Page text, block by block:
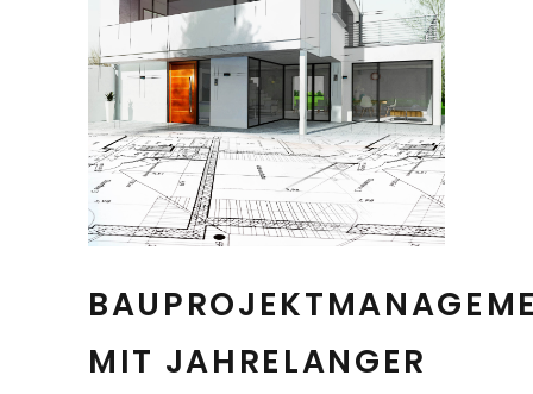
MIT JAHRELANGER